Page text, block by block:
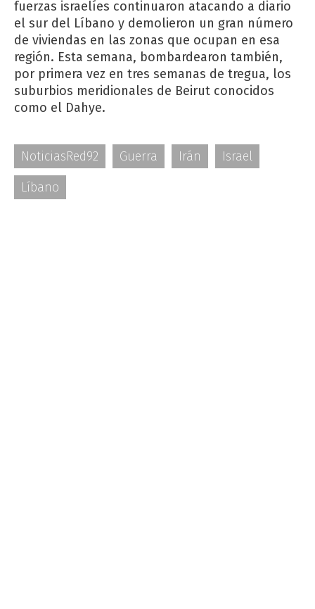
fuerzas israelíes continuaron atacando a diario
el sur del Líbano y demolieron un gran número
de viviendas en las zonas que ocupan en esa
región. Esta semana, bombardearon también,
por primera vez en tres semanas de tregua, los
suburbios meridionales de Beirut conocidos
como el Dahye.
NoticiasRed92 Guerra Irán
Israel
Líbano